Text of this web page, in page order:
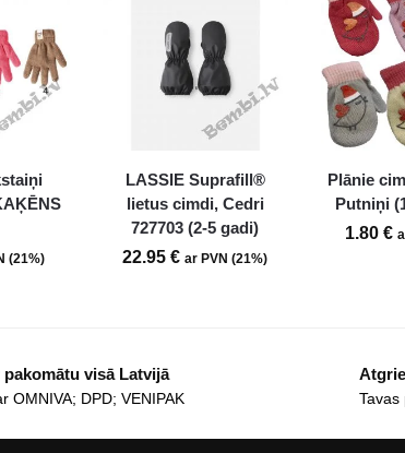
(21%)
LASSIE Suprafill®
lietus cimdi, Cedri
727703 (2-5 gadi)
22.95€ ar PVN (21%)
Plānie
Putniņi
1.80€
pakomātu visā Latvijā
OMNIVA; DPD; VENIPAK